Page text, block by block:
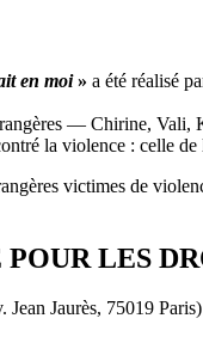
en moi» a été réalisé
— Chirine,
la violence : celle
victimes de
LES
Jean Jaurès, 75019